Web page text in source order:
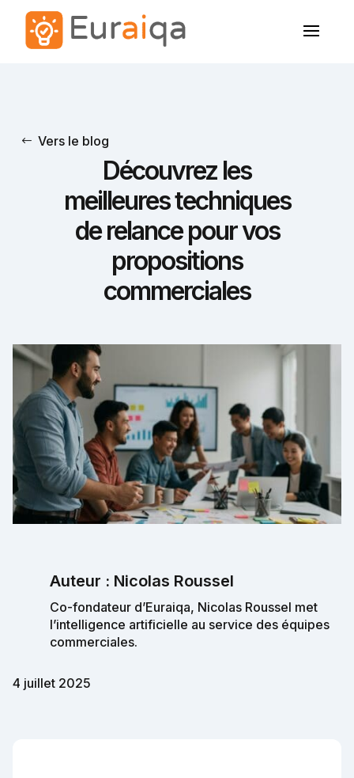
Vers le blog
Découvrez les
meilleures techniques
de relance pour vos
propositions
commerciales
Auteur : Nicolas Roussel
Co-fondateur d’Euraiqa, Nicolas Roussel met
l’intelligence artificielle au service des équipes
commerciales.
4 juillet 2025